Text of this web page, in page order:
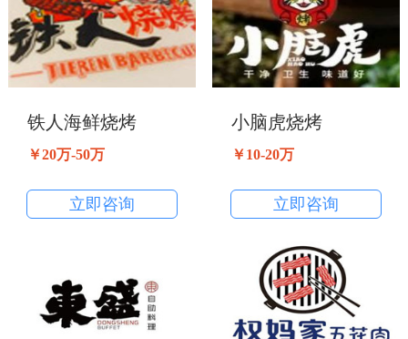
铁人海鲜烧烤
￥20万-50万
立即咨询
小脑虎烧烤
￥10-20万
立即咨询